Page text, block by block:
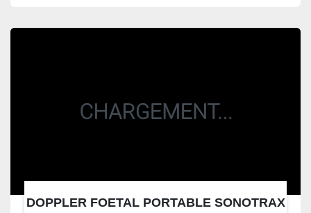
DOPPLER FOETAL PORTABLE SONOTRAX